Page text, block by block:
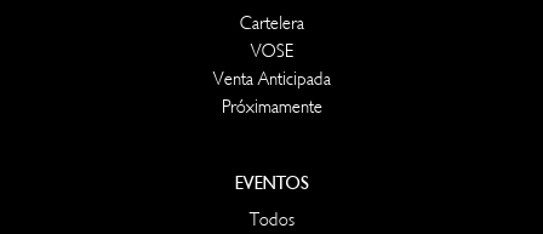
Cartelera
VOSE
Venta Anticipada
Próximamente
EVENTOS
Todos